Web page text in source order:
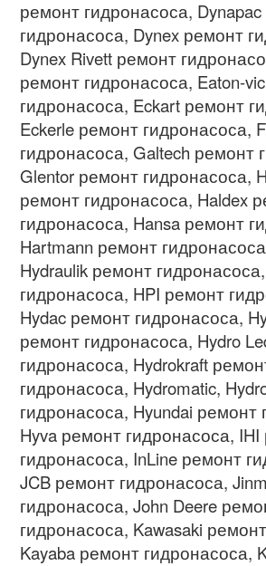
ремонт гидронасоса, Dynapac
гидронасоса, Dynex ремонт
Dynex Rivett ремонт
ремонт гидронасоса, Eaton-
гидронасоса, Eckart ремонт
Eckerle ремонт гидронасоса,
гидронасоса, Galtech ремонт
Glentor ремонт гидронасоса,
ремонт гидронасоса, Haldex
гидронасоса, Hansa ремонт
Hartmann ремонт гидронасоса
Hydraulik ремонт гидронасоса
гидронасоса, HPI ремонт
Hydac ремонт гидронасоса,
ремонт гидронасоса, Hydro
гидронасоса, Hydrokraft
гидронасоса, Hydromatic,
гидронасоса, Hyundai ремонт
Hyva ремонт гидронасоса, IHI
гидронасоса, InLine ремонт
JCB ремонт гидронасоса,
гидронасоса, John Deere
гидронасоса, Kawasaki
Kayaba ремонт гидронасоса,